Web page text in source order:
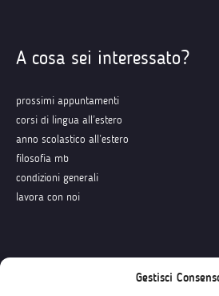
Gestisci
A cosa sei interessato?
prossimi appuntamenti
corsi di lingua all’estero
anno scolastico all’estero
filosofia mb
condizioni generali
lavora con noi